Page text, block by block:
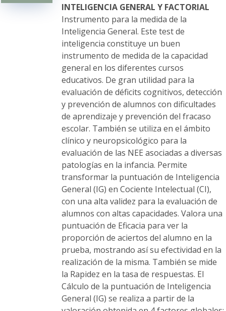
elegir
en
la
página
de
producto
INTELIGENCIA GENERAL Y FACTORIAL
Instrumento para la medida de la
Inteligencia General. Este test de
inteligencia constituye un buen
instrumento de medida de la capacidad
general en los diferentes cursos
educativos. De gran utilidad para la
evaluación de déficits cognitivos, detección
y prevención de alumnos con dificultades
de aprendizaje y prevención del fracaso
escolar. También se utiliza en el ámbito
clínico y neuropsicológico para la
evaluación de las NEE asociadas a diversas
patologías en la infancia. Permite
transformar la puntuación de Inteligencia
General (IG) en Cociente Intelectual (CI),
con una alta validez para la evaluación de
alumnos con altas capacidades. Valora una
puntuación de Eficacia para ver la
proporción de aciertos del alumno en la
prueba, mostrando así su efectividad en la
realización de la misma. También se mide
la Rapidez en la tasa de respuestas. El
Cálculo de la puntuación de Inteligencia
General (IG) se realiza a partir de la